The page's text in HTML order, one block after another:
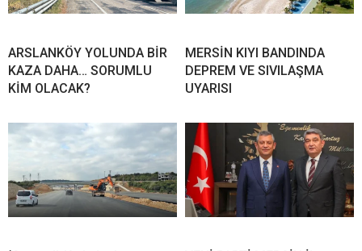
ARSLANKÖY YOLUNDA BİR
KAZA DAHA… SORUMLU
KİM OLACAK?
MERSİN KIYI BANDINDA
DEPREM VE SIVILAŞMA
UYARISI